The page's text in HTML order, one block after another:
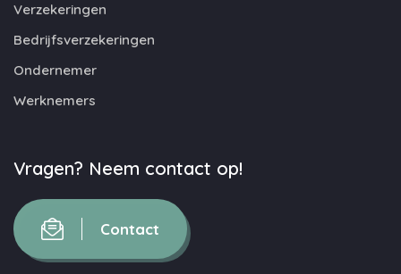
Verzekeringen
Bedrijfsverzekeringen
Ondernemer
Werknemers
Vragen? Neem contact op!
Contact